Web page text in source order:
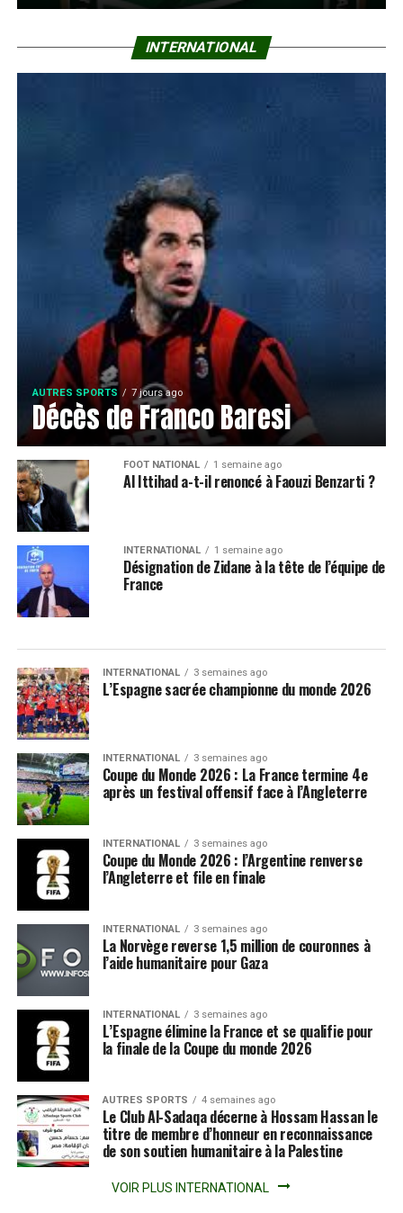
INTERNATIONAL
AUTRES SPORTS 7 jours ago
Décès de Franco Baresi
FOOT NATIONAL 1 semaine ago
Al Ittihad a-t-il renoncé à Faouzi Benzarti ?
INTERNATIONAL 1 semaine ago
Désignation de Zidane à la tête de l’équipe de
France
INTERNATIONAL 3 semaines ago
L’Espagne sacrée championne du monde 2026
INTERNATIONAL 3 semaines ago
Coupe du Monde 2026 : La France termine 4e
après un festival offensif face à l’Angleterre
INTERNATIONAL 3 semaines ago
Coupe du Monde 2026 : l’Argentine renverse
l’Angleterre et file en finale
INTERNATIONAL 3 semaines ago
La Norvège reverse 1,5 million de couronnes à
l’aide humanitaire pour Gaza
INTERNATIONAL 3 semaines ago
L’Espagne élimine la France et se qualifie pour
la finale de la Coupe du monde 2026
AUTRES SPORTS 4 semaines ago
Le Club Al-Sadaqa décerne à Hossam Hassan le
titre de membre d’honneur en reconnaissance
de son soutien humanitaire à la Palestine
VOIR PLUS INTERNATIONAL